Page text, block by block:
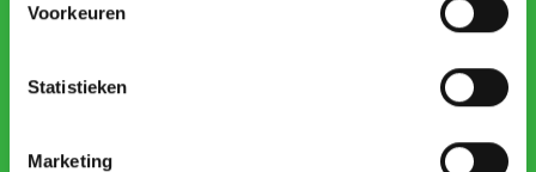
Voorkeuren
Statistieken
Marketing